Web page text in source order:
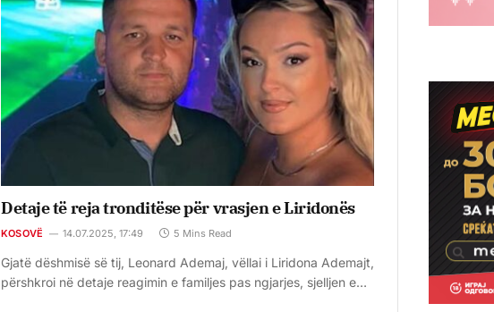
Detaje të reja tronditëse për vrasjen e Liridonës
KOSOVË 14.07.2025, 17:49 5 Mins Read
Gjatë dëshmisë së tij, Leonard Ademaj, vëllai i Liridona Ademajt,
përshkroi në detaje reagimin e familjes pas ngjarjes, sjelljen e…